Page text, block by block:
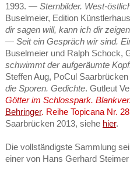
1993. — Sternbilder. West-
Buselmeier, Edition
dir sagen will, kann ich dir zeigen
— Seit ein Gespräch wir sind.
Buselmeier und Ralph
schwimmt der aufgeräumte
Steffen Aug, PoCul
die Sporen. Gedichte. Gutleut
Götter im Schlosspark.
Behringer. Reihe Topicana Nr. 28
Saarbrücken 2013, siehe hier.
Die vollständigste Sammlung
einer von Hans Gerhard